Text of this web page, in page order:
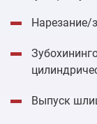
Нарезание/
Выпуск